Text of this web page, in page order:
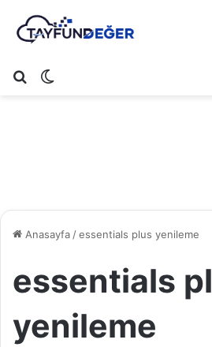
Arama yap ...
Anasayfa/essentials plus yenileme
essentials
yenileme